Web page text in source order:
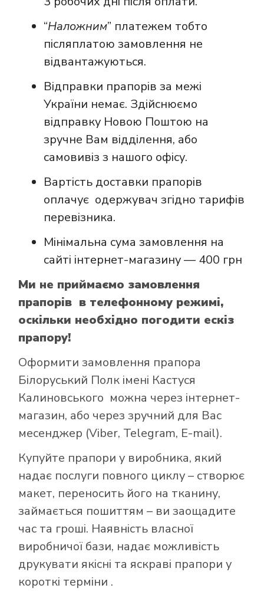
“Наложним” платежем тобто
післяплатою замовлення не
відвантажуються.
Відправки прапорів за межі
України немає. Здійснюємо
відправку Новою Поштою на
зручне Вам відділення, або
самовивіз з нашого офісу.
Вартість доставки прапорів
оплачує одержувач згідно тарифів
перевізника.
Мінімальна сума замовлення на
сайті інтернет-магазину — 400 грн
Ми не приймаємо замовлення
прапорів в телефонному режимі,
оскільки необхідно погодити ескіз
прапору!
Оформити замовлення прапора
Білоруський Полк імені Кастуся
Калиновського можна через інтернет-
магазин, або через зручний для Вас
месенджер (Viber, Telegram, E-mail).
Купуйте прапори у виробника, який
надає послуги повного циклу – створює
макет, переносить його на тканину,
займається пошиттям – ви заощадите
час та гроші. Наявність власної
виробничої бази, надає можливість
друкувати якісні та яскраві прапори у
короткі терміни .